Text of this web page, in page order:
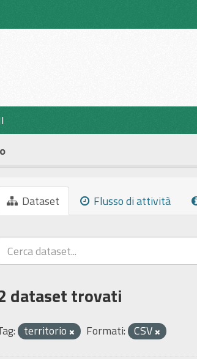
Dataset Flusso di attività
dataset trovati
territorio Formati: CSV